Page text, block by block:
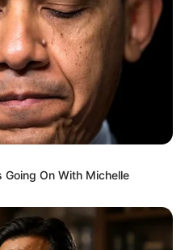
Going On With Michelle